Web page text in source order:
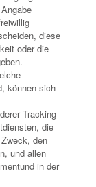
diese
oder die
können sich
Tracking-
die
den
und allen
in der